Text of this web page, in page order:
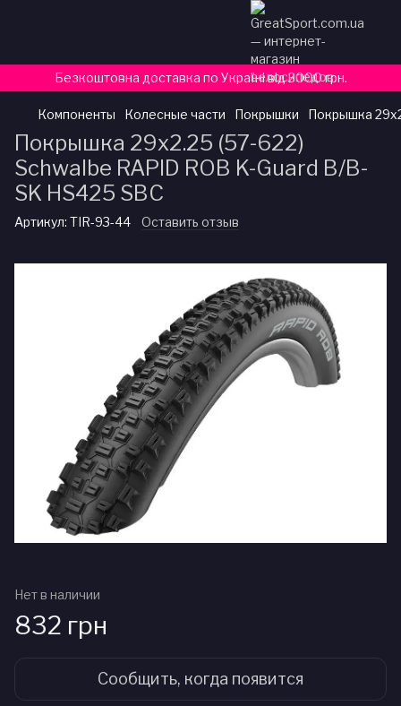
Безкоштовна доставка по Україні від 3000 грн.
Компоненты Колесные части Покрышки Покрышка
Покрышка 29x2.25 (57-622)
Schwalbe RAPID ROB K-Guard B/B-
SK HS425 SBC
Артикул: TIR-93-44 Оставить отзыв
Нет в наличии
832 грн
Сообщить, когда появится